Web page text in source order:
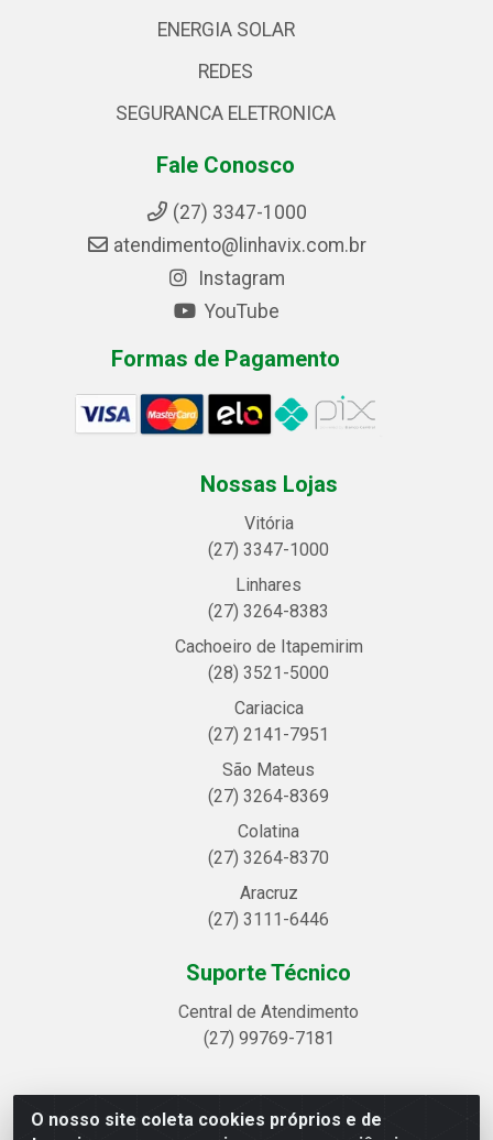
O nosso site coleta cookies próprios e de
ENERGIA SOLAR
REDES
SEGURANCA ELETRONICA
Fale Conosco
(27) 3347-1000
atendimento@linhavix.com.br
Instagram
YouTube
Formas de Pagamento
Nossas Lojas
Vitória
(27) 3347-1000
Linhares
(27) 3264-8383
Cachoeiro de Itapemirim
(28) 3521-5000
Cariacica
(27) 2141-7951
São Mateus
(27) 3264-8369
Colatina
(27) 3264-8370
Aracruz
(27) 3111-6446
Suporte Técnico
Central de Atendimento
(27) 99769-7181
Linhavix Distribuidora LTDA - Avenida Alegre, 2521 -